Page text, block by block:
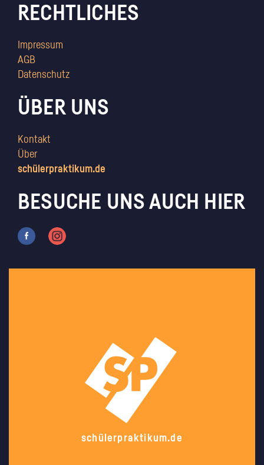
RECHTLICHES
Impressum
AGB
Datenschutz
ÜBER UNS
Kontakt
Über
schülerpraktikum.de
BESUCHE UNS AUCH HIER
schülerpraktikum.de